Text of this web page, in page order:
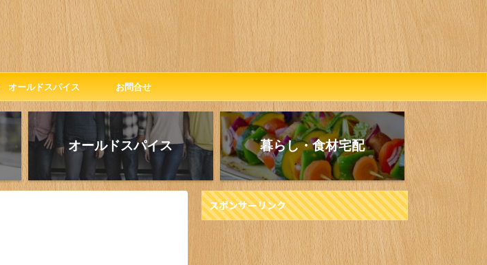
オールドスパイス お問合せ
オールドスパイス 暮らし・食材宅配
スポンサーリンク